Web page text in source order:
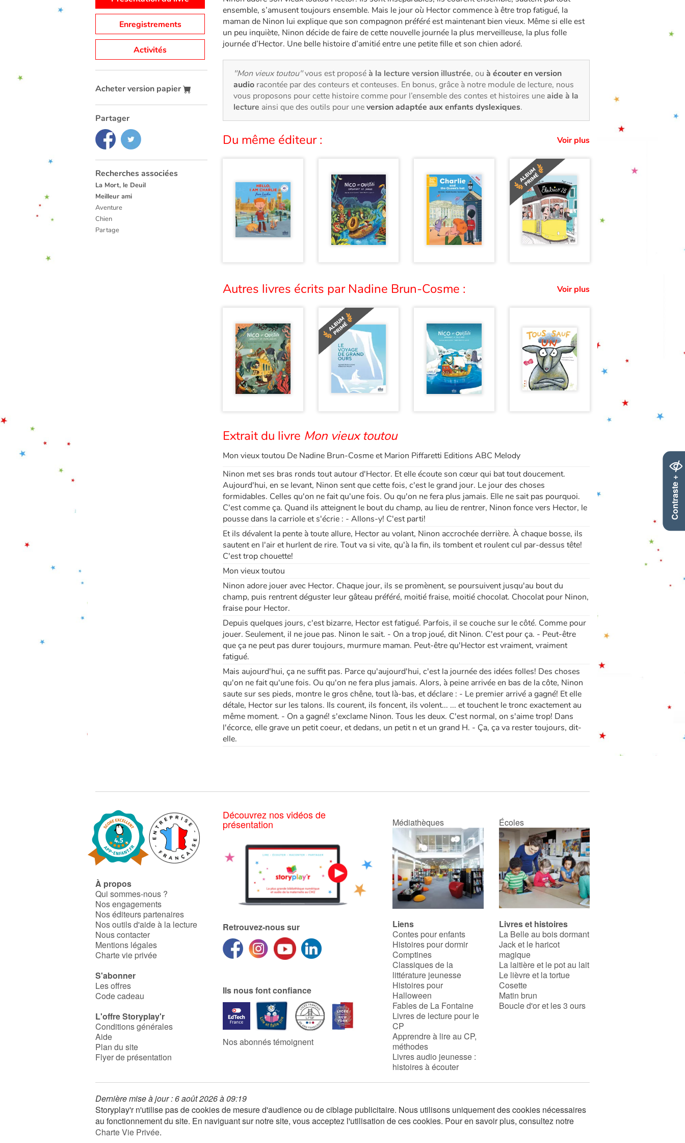
Contraste +
Enregistrements
Activités
Acheter version papier
Partager
Recherches associées
La Mort, le Deuil
Meilleur ami
Aventure
Chien
Partage
ensemble, s’amusent toujours ensemble. Mais le jour où Hector commence à être trop fatigué, la
maman de Ninon lui explique que son compagnon préféré est maintenant bien vieux. Même si elle est
un peu inquiète, Ninon décide de faire de cette nouvelle journée la plus merveilleuse, la plus folle
journée d’Hector. Une belle histoire d’amitié entre une petite fille et son chien adoré.
"Mon vieux toutou"vous est proposéà la lecture version illustrée, ou à écouter en version
audio racontée par des conteurs et conteuses. En bonus, grâce à notre module de lecture, nous
vous proposons pour cette histoire comme pour l’ensemble des contes et histoires uneaide à la
lecture ainsi que des outils pour uneversion adaptée aux enfants dyslexiques.
Du même éditeur : Voir plus
Autres livres écrits par Nadine Brun-Cosme : Voir plus
Extrait du livre Mon vieux toutou
Mon vieux toutou De Nadine Brun-Cosme et Marion Piffaretti Editions ABC Melody
Ninon met ses bras ronds tout autour d'Hector. Et elle écoute son cœur qui bat tout doucement.
Aujourd'hui, en se levant, Ninon sent que cette fois, c'est le grand jour. Le jour des choses
formidables. Celles qu'on ne fait qu'une fois. Ou qu'on ne fera plus jamais. Elle ne sait pas pourquoi.
C'est comme ça. Quand ils atteignent le bout du champ, au lieu de rentrer, Ninon fonce vers Hector, le
pousse dans la carriole et s'écrie : - Allons-y! C'est parti!
Et ils dévalent la pente à toute allure, Hector au volant, Ninon accrochée derrière. À chaque bosse, ils
sautent en l'air et hurlent de rire. Tout va si vite, qu'à la fin, ils tombent et roulent cul par-dessus tête!
C'est trop chouette!
Mon vieux toutou
Ninon adore jouer avec Hector. Chaque jour, ils se promènent, se poursuivent jusqu'au bout du
champ, puis rentrent déguster leur gâteau préféré, moitié fraise, moitié chocolat. Chocolat pour Ninon,
fraise pour Hector.
Depuis quelques jours, c'est bizarre, Hector est fatigué. Parfois, il se couche sur le côté. Comme pour
jouer. Seulement, il ne joue pas. Ninon le sait. - On a trop joué, dit Ninon. C'est pour ça. - Peut-être
que ça ne peut pas durer toujours, murmure maman. Peut-être qu'Hector est vraiment, vraiment
fatigué.
Mais aujourd'hui, ça ne suffit pas. Parce qu'aujourd'hui, c'est la journée des idées folles! Des choses
qu'on ne fait qu'une fois. Ou qu'on ne fera plus jamais. Alors, à peine arrivée en bas de la côte, Ninon
saute sur ses pieds, montre le gros chêne, tout là-bas, et déclare : - Le premier arrivé a gagné! Et elle
détale, Hector sur les talons. Ils courent, ils foncent, ils volent... ... et touchent le tronc exactement au
même moment. - On a gagné! s'exclame Ninon. Tous les deux. C'est normal, on s'aime trop! Dans
l'écorce, elle grave un petit coeur, et dedans, un petit n et un grand H. - Ça, ça va rester toujours, dit-
elle.
À propos
Qui sommes-nous ?
Nos engagements
Nos éditeurs partenaires
Nos outils d'aide à la lecture
Nous contacter
Mentions légales
Charte vie privée
S'abonner
Les offres
Code cadeau
L'offre Storyplay'r
Conditions générales
Aide
Plan du site
Flyer de présentation
Découvrez nos vidéos de
présentation
Retrouvez-nous sur
Ils nous font confiance
Nos abonnés témoignent
Médiathèques Écoles
Liens
Contes pour enfants
Histoires pour dormir
Comptines
Classiques de la
littérature jeunesse
Histoires pour
Halloween
Fables de La Fontaine
Livres de lecture pour le
CP
Apprendre à lire au CP,
méthodes
Livres audio jeunesse :
histoires à écouter
Livres et histoires
La Belle au bois dormant
Jack et le haricot
magique
La laitière et le pot au lait
Le lièvre et la tortue
Cosette
Matin brun
Boucle d'or et les 3 ours
Dernière mise à jour : 6 août 2026 à 09:19
Storyplay'r n'utilise pas de cookies de mesure d'audience ou de ciblage publicitaire. Nous utilisons uniquement des cookies nécessaires
au fonctionnement du site. En naviguant sur notre site, vous acceptez l'utilisation de ces cookies. Pour en savoir plus, consultez notre
Charte Vie Privée.